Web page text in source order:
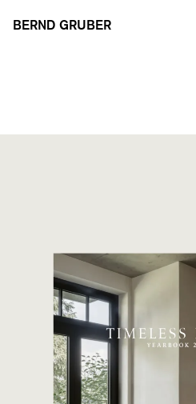
BERND GRUBER